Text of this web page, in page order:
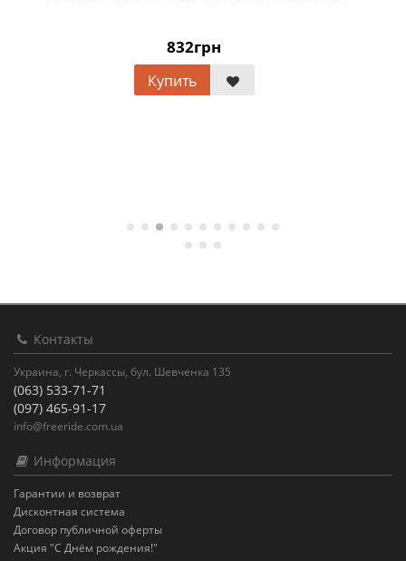
832грн
Купить
Контакты
Украина, г. Черкассы, бул. Шевченка 135
(063) 533-71-71
(097) 465-91-17
info@freeride.com.ua
Информация
Гарантии и возврат
Дисконтная система
Договор публичной оферты
Акция "С Днём рождения!"